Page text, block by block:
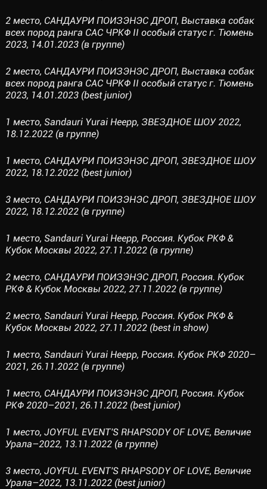
2 место, САНДАУРИ ПОИЗЭНЭС ДРОП, Выставка собак
всех пород ранга САС ЧРКФ II особый статус г. Тюмень
2023, 14.01.2023 (в группе)
2 место, САНДАУРИ ПОИЗЭНЭС ДРОП, Выставка собак
всех пород ранга САС ЧРКФ II особый статус г. Тюмень
2023, 14.01.2023 (best junior)
1 место, Sandauri Yurai Heepp, ЗВЕЗДНОЕ ШОУ 2022,
18.12.2022 (в группе)
1 место, САНДАУРИ ПОИЗЭНЭС ДРОП, ЗВЕЗДНОЕ ШОУ
2022, 18.12.2022 (best junior)
3 место, САНДАУРИ ПОИЗЭНЭС ДРОП, ЗВЕЗДНОЕ ШОУ
2022, 18.12.2022 (в группе)
1 место, Sandauri Yurai Heepp, Россия. Кубок РКФ &
Кубок Москвы 2022, 27.11.2022 (в группе)
2 место, САНДАУРИ ПОИЗЭНЭС ДРОП, Россия. Кубок
РКФ & Кубок Москвы 2022, 27.11.2022 (в группе)
2 место, Sandauri Yurai Heepp, Россия. Кубок РКФ &
Кубок Москвы 2022, 27.11.2022 (best in show)
1 место, Sandauri Yurai Heepp, Россия. Кубок РКФ 2020–
2021, 26.11.2022 (в группе)
1 место, САНДАУРИ ПОИЗЭНЭС ДРОП, Россия. Кубок
РКФ 2020–2021, 26.11.2022 (best junior)
1 место, JOYFUL EVENT'S RHAPSODY OF LOVE, Величие
Урала–2022, 13.11.2022 (в группе)
3 место, JOYFUL EVENT'S RHAPSODY OF LOVE, Величие
Урала–2022, 13.11.2022 (best junior)